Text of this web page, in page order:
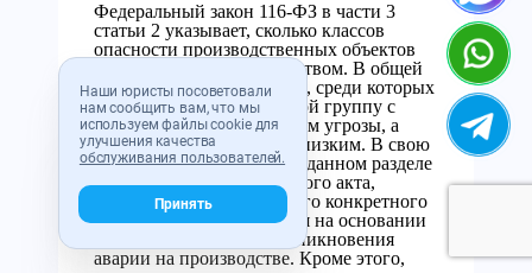
Наши юристы посоветовали
нам сообщить вам, что мы
используем файлы cookie для
улучшения качества
обслуживания пользователей.
Принять
Федеральный закон 116-ФЗ в части 3
статьи 2 указывает, сколько классов
опасности производственных объектов
выделяется законодательством. В общей
сложности их выделяют 4, среди которых
первый представляет собой группу с
наиболее высоким уровнем угрозы, а
четвертый — с наиболее низким. В свою
очередь, как отмечается в данном разделе
этого нормативно-правового акта,
уровень опасности каждого конкретного
предприятия определяется на основании
степени вероятности возникновения
аварии на производстве. Кроме этого,